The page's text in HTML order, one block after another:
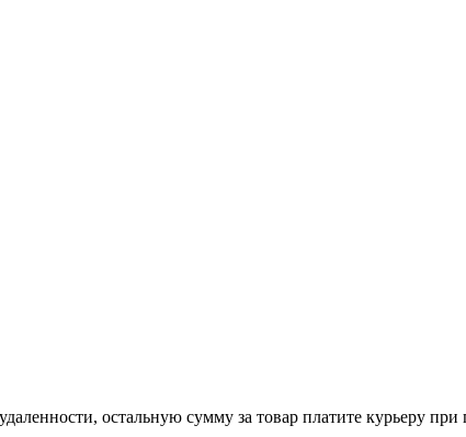
остальную сумму за товар платите курьеру при